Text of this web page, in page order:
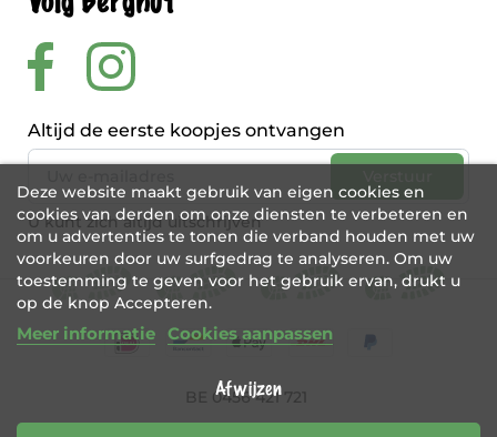
Altijd de eerste koopjes ontvangen
U kunt zich altijd uitschrijven
Deze website maakt gebruik van eigen cookies en
cookies van derden om onze diensten te verbeteren en
om u advertenties te tonen die verband houden met uw
voorkeuren door uw surfgedrag te analyseren. Om uw
toestemming te geven voor het gebruik ervan, drukt u
op de knop Accepteren.
Meer informatie Cookies aanpassen
Afwijzen
BE 0456 421 721